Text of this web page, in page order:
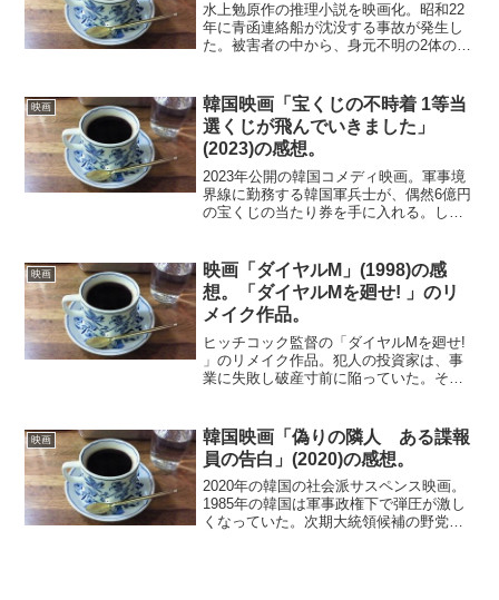
水上勉原作の推理小説を映画化。昭和22
年に青函連絡船が沈没する事故が発生し
た。被害者の中から、身元不明の2体の遺
ちではないかとの疑いがでる。世の中全
体が貧困にあえぐ戦後...
映画
韓国映画「宝くじの不時着 1等当
選くじが飛んでいきました」
(2023)の感想。
2023年公開の韓国コメディ映画。軍事境
界線に勤務する韓国軍兵士が、偶然6億円
の宝くじの当たり券を手に入れる。しか
する兵士たちが秘密裏に会合を持ち、賞
金を手に入れるため...
映画
映画「ダイヤルM」(1998)の感
想。「ダイヤルMを廻せ! 」のリ
メイク作品。
ヒッチコック監督の「ダイヤルMを廻せ!
」のリメイク作品。犯人の投資家は、事
業に失敗し破産寸前に陥っていた。そこ
行にうつすが、思いもしない展開にな
る。オリジナル版と比べ...
映画
韓国映画「偽りの隣人 ある諜報
員の告白」(2020)の感想。
2020年の韓国の社会派サスペンス映画。
1985年の韓国は軍事政権下で弾圧が激し
くなっていた。次期大統領候補の野党政